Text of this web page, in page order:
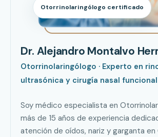
Otorrinolaringólogo certificado
Dr. Alejandro Montalvo
Otorrinolaringólogo · Experto en
ultrasónica y cirugía nasal funcional
Soy médico especialista en
más de 15 años de experiencia
atención de oídos, nariz y garganta en